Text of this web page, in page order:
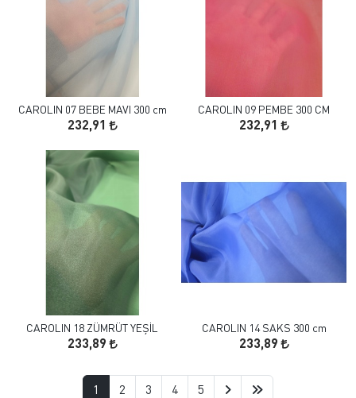
CAROLIN 07 BEBE MAVI 300 cm
232,91
CAROLIN 09 PEMBE 300 CM
232,91
CAROLIN 18 ZÜMRÜT YEŞİL
233,89
CAROLIN 14 SAKS 300 cm
233,89
1 2 3 4 5